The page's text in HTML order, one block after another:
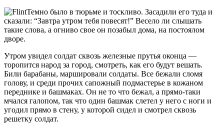
Темно было в тюрьме и тоскливо. Засадили его туда и
сказали: “Завтра утром тебя повесят!” Весело ли слышать
такие слова, а огниво свое он позабыл дома, на постоялом
дворе.
Утром увидел солдат сквозь железные прутья оконца —
торопится народ за город, смотреть, как его будут вешать.
Били барабаны, маршировали солдаты. Все бежали сломя
голову, и среди прочих сапожный подмастерье в кожаном
переднике и башмаках. Он не то что бежал, а прямо-таки
мчался галопом, так что один башмак слетел у него с ноги и
угодил прямо в стену, у которой сидел и смотрел сквозь
решетку солдат.